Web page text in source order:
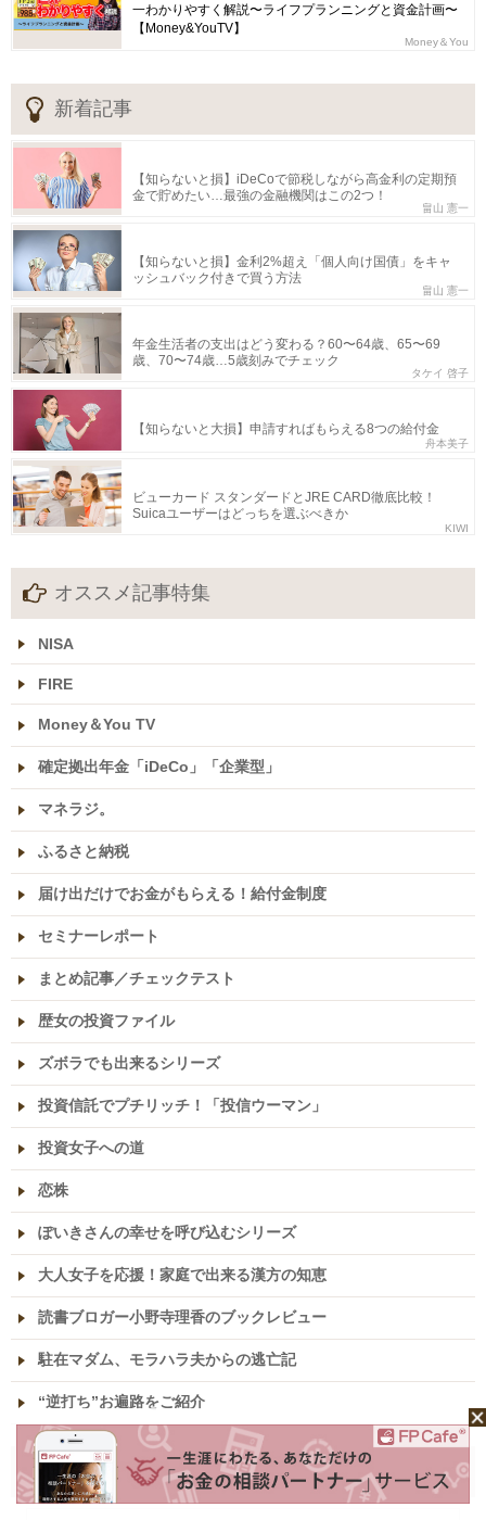
一わかりやすく解説〜ライフプランニングと資金計画〜
【Money&YouTV】
Money＆You
新着記事
【知らないと損】iDeCoで節税しながら高金利の定期預
金で貯めたい…最強の金融機関はこの2つ！
畠山 憲一
【知らないと損】金利2%超え「個人向け国債」をキャ
ッシュバック付きで買う方法
畠山 憲一
年金生活者の支出はどう変わる？60〜64歳、65〜69
歳、70〜74歳…5歳刻みでチェック
タケイ 啓子
【知らないと大損】申請すればもらえる8つの給付金
舟本美子
ビューカード スタンダードとJRE CARD徹底比較！
Suicaユーザーはどっちを選ぶべきか
KIWI
オススメ記事特集
NISA
FIRE
Money＆You TV
確定拠出年金「iDeCo」「企業型」
マネラジ。
ふるさと納税
届け出だけでお金がもらえる！給付金制度
セミナーレポート
まとめ記事／チェックテスト
歴女の投資ファイル
ズボラでも出来るシリーズ
投資信託でプチリッチ！「投信ウーマン」
投資女子への道
恋株
ぽいきさんの幸せを呼び込むシリーズ
大人女子を応援！家庭で出来る漢方の知恵
読書ブロガー小野寺理香のブックレビュー
駐在マダム、モラハラ夫からの逃亡記
“逆打ち”お遍路をご紹介
ライター紹介 ライター一覧